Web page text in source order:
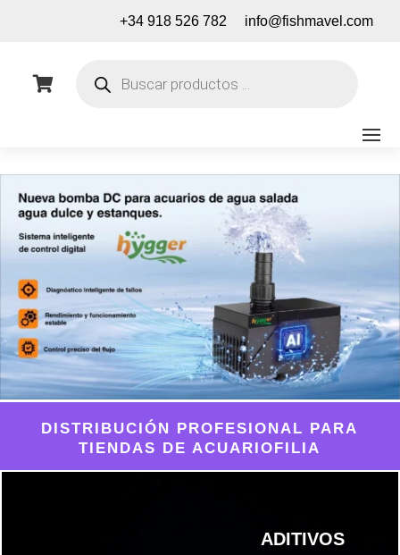
+34 918 526 782 info@fishmavel.com

productos
DISTRIBUCIÓN PROFESIONAL PARA
TIENDAS DE ACUARIOFILIA
ADITIVOS